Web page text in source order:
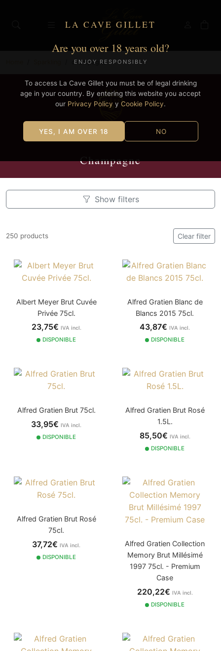
LA CAVE GILLET
Are you over 18 years old?
ENJOY RESPONSIBLY
To access La Cave Gillet you must be of legal drinking
age in your country. By entering this website you accept
our Privacy Policy y Cookie Policy.
YES, I AM OVER 18 NO
champagne
Champagne
Show filters
250 products Clear filter
Albert Meyer Brut Cuvée
Privée 75cl.
23,75€ IVA incl.
DISPONIBLE
Alfred Gratien Blanc de
Blancs 2015 75cl.
43,87€ IVA incl.
DISPONIBLE
Alfred Gratien Brut 75cl.
33,95€ IVA incl.
DISPONIBLE
Alfred Gratien Brut Rosé
1.5L.
85,50€ IVA incl.
DISPONIBLE
Alfred Gratien Brut Rosé
75cl.
37,72€ IVA incl.
DISPONIBLE
Alfred Gratien Collection
Memory Brut Millésimé
1997 75cl. - Premium
Case
220,22€ IVA incl.
DISPONIBLE